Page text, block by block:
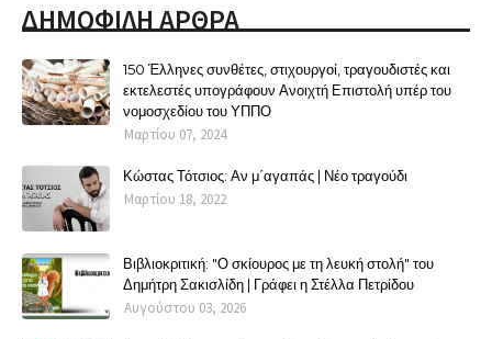
ΔΗΜΟΦΙΛΗ ΑΡΘΡΑ
150 Έλληνες συνθέτες, στιχουργοί, τραγουδιστές και
εκτελεστές υπογράφουν Ανοιχτή Επιστολή υπέρ του
νομοσχεδίου του ΥΠΠΟ
Μαρτίου 07, 2024
Κώστας Τότσιος: Αν μ΄αγαπάς | Νέο τραγούδι
Μαρτίου 18, 2022
Βιβλιοκριτική: "Ο σκίουρος με τη λευκή στολή" του
Δημήτρη Σακισλίδη | Γράφει η Στέλλα Πετρίδου
Αυγούστου 03, 2026